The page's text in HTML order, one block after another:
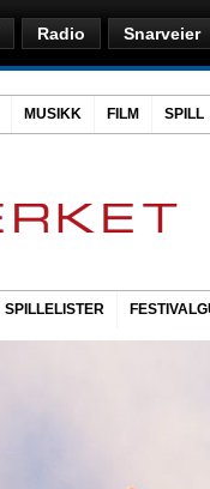
Radio Snarveier
MUSIKK FILM SPILL
SPILLELISTER